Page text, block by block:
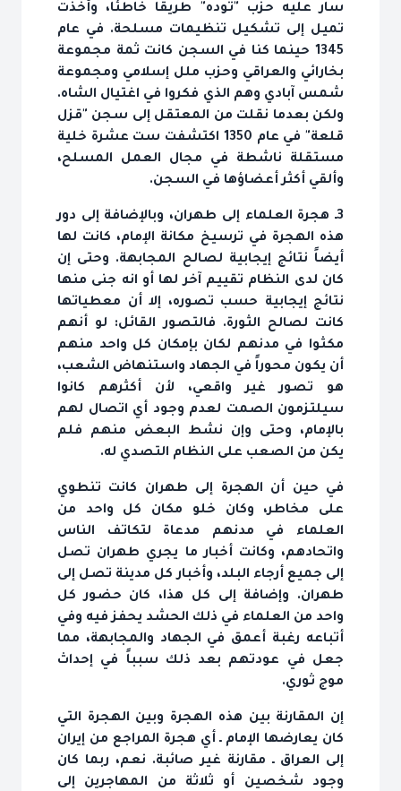
سار عليه حزب "توده" طريقاً خاطئاً، وأخذت
تميل إلى تشكيل تنظيمات مسلحة. في عام
1345 حينما كنا في السجن كانت ثمة مجموعة
بخارائي والعراقي وحزب ملل إسلامي ومجموعة
شمس آبادي وهم الذي فكروا في اغتيال الشاه.
ولكن بعدما نقلت من المعتقل إلى سجن "قزل
قلعة" في عام 1350 اكتشفت ست عشرة خلية
مستقلة ناشطة في مجال العمل المسلح،
وألقي أكثر أعضاؤها في السجن.
3ـ هجرة العلماء إلى طهران، وبالإضافة إلى دور
هذه الهجرة في ترسيخ مكانة الإمام، كانت لها
أيضاً نتائج إيجابية لصالح المجابهة. وحتى إن
كان لدى النظام تقييم آخر لها أو انه جنى منها
نتائج إيجابية حسب تصوره، إلا أن معطياتها
كانت لصالح الثورة. فالتصور القائل: لو أنهم
مكثوا في مدنهم لكان بإمكان كل واحد منهم
أن يكون محوراً في الجهاد واستنهاض الشعب،
هو تصور غير واقعي، لأن أكثرهم كانوا
سيلتزمون الصمت لعدم وجود أي اتصال لهم
بالإمام، وحتى وإن نشط البعض منهم فلم
يكن من الصعب على النظام التصدي له.
في حين أن الهجرة إلى طهران كانت تنطوي
على مخاطر، وكان خلو مكان كل واحد من
العلماء في مدنهم مدعاة لتكاتف الناس
واتحادهم، وكانت أخبار ما يجري طهران تصل
إلى جميع أرجاء البلد، وأخبار كل مدينة تصل إلى
طهران. وإضافة إلى كل هذا، كان حضور كل
واحد من العلماء في ذلك الحشد يحفز فيه وفي
أتباعه رغبة أعمق في الجهاد والمجابهة، مما
جعل في عودتهم بعد ذلك سبباً في إحداث
موج ثوري.
إن المقارنة بين هذه الهجرة وبين الهجرة التي
كان يعارضها الإمام ـ أي هجرة المراجع من إيران
إلى العراق ـ مقارنة غير صائبة. نعم، ربما كان
وجود شخصين أو ثلاثة من المهاجرين إلى